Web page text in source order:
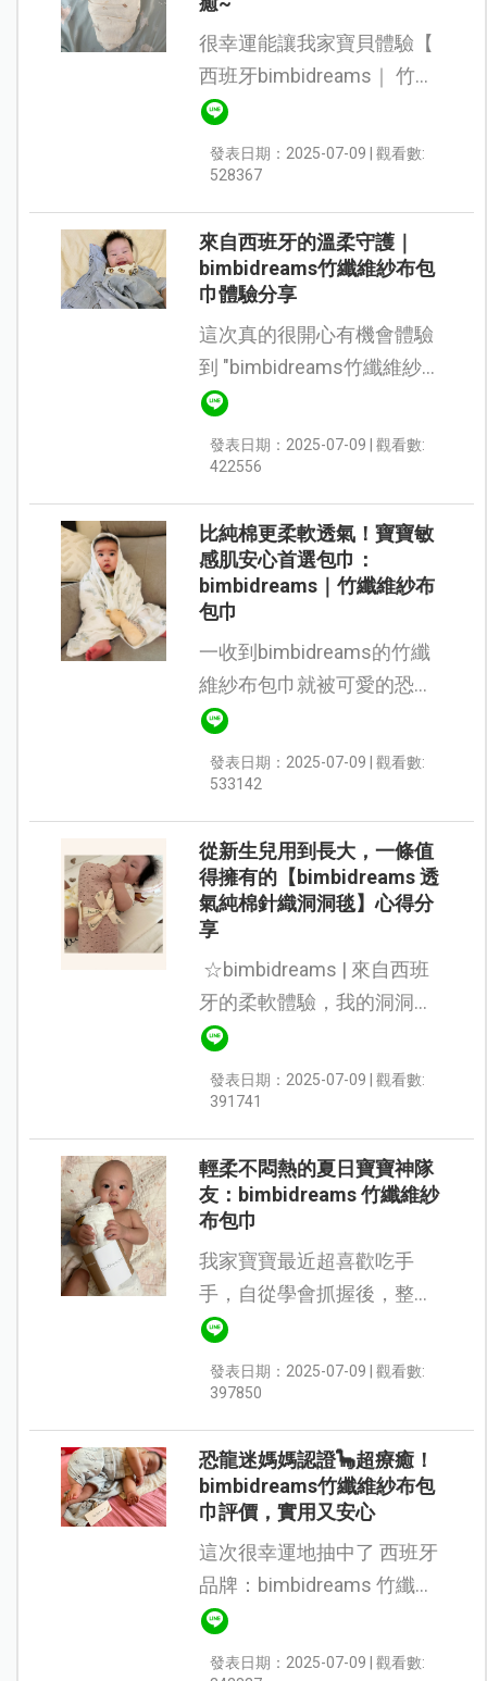
很幸運能讓我家寶貝體驗【
西班牙bimbidreams｜ 竹纖
維紗布包巾】一收到就愛不
釋手～包巾觸感柔軟親膚，
圖案是可愛的動物設計，膚
麼看都讓人覺...
發表日期：2025-07-09 | 觀看數:
528367
來自西班牙的溫柔守護｜
bimbidreams竹纖維紗布包
巾體驗分享
這次真的很開心有機會體驗
到 "bimbidreams竹纖維紗布
包巾"，我們收到的圖案是
「侏羅紀探險」，恐龍造型
活潑又可愛，一看到就讓人
發表日期：2025-07-09 | 觀看數:
422556
比純棉更柔軟透氣！寶寶敏
感肌安心首選包巾：
bimbidreams｜竹纖維紗布
包巾
一收到bimbidreams的竹纖
維紗布包巾就被可愛的恐龍
圖案花色可愛到！ 怎麼跟我
家的龍寶寶那麽搭❤️ 竹纖維
相較於棉質有四倍的吸水
快...
發表日期：2025-07-09 | 觀看數:
533142
從新生兒用到長大，一條值
得擁有的【bimbidreams 透
氣純棉針織洞洞毯】心得分
享
☆bimbidreams | 來自西班
牙的柔軟體驗，我的洞洞毯
使用心得☆ 這條來自西班
牙品牌 bimbidreams 的洞洞
毯，真的完全打中我對寶寶
發表日期：2025-07-09 | 觀看數:
391741
輕柔不悶熱的夏日寶寶神隊
友：bimbidreams 竹纖維紗
布包巾
我家寶寶最近超喜歡吃手
手，自從學會抓握後，整條
被子也常常被抓來咬，搞得
每天都得清洗替換。最近有
機會試用 bimbidreams竹纖
育兒生...
發表日期：2025-07-09 | 觀看數:
397850
恐龍迷媽媽認證🦕超療癒！
bimbidreams竹纖維紗布包
巾評價，實用又安心
這次很幸運地抽中了 西班牙
品牌：bimbidreams 竹纖維
紗布包巾！打開包裝那一
刻，我整個超興奮，顏色與
發表日期：2025-07-09 | 觀看數: